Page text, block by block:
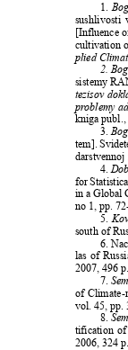
1.
[Influence
cultivation
plied
2.
sistemy
tezisov
problemy
kniga
3.
tem].
4.
for
in a Global
no 1, pp.
5.
south of
6.
las of
2007, 496
7.
of Climate-
vol. 45, pp.
8.
tification of
2006, 324